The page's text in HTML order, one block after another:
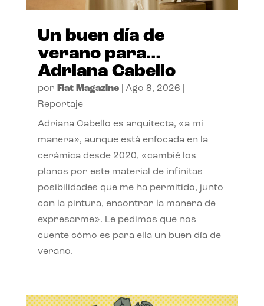
Un buen día de
verano para…
Adriana Cabello
por Flat Magazine| Ago 8, 2026
Reportaje
Adriana Cabello es arquitecta, «a mi
manera», aunque está enfocada en la
cerámica desde 2020, «cambié los
planos por este material de infinitas
posibilidades que me ha permitido, junto
con la pintura, encontrar la manera de
expresarme». Le pedimos que nos
cuente cómo es para ella un buen día de
verano.